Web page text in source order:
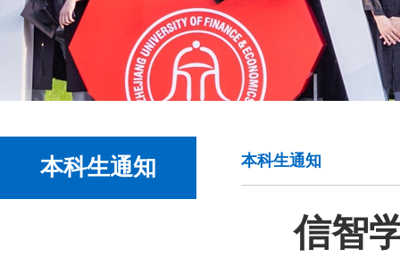
本科生通知 本科生通知
信智